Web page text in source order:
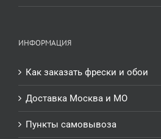
ИНФОРМАЦИЯ
Как заказать фрески и обои
Доставка Москва и МО
Пункты самовывоза